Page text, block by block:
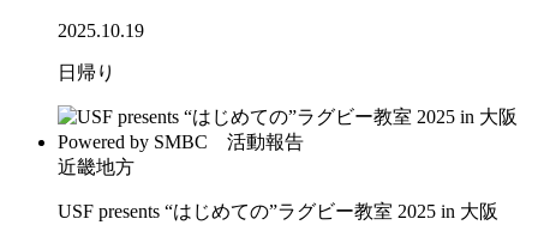
2025.10.19
日帰り
近畿地方
USF presents “はじめての”ラグビー教室 2025 in 大阪